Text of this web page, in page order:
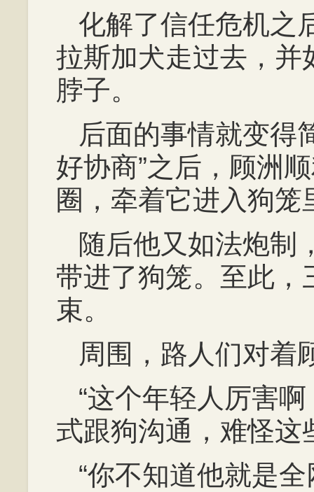
化解了信任危机之
拉斯加犬走过去，并
脖子。
后面的事情就变得
好协商”之后，顾洲
圈，牵着它进入狗笼
随后他又如法炮制
带进了狗笼。至此，
束。
周围，路人们对着
“这个年轻人厉害
式跟狗沟通，难怪这
“你不知道他就是